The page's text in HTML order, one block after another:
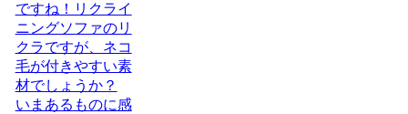
ですね！リクライ
ニングソファのリ
クラですが、ネコ
毛が付きやすい素
材でしょうか？
いまあるものに感